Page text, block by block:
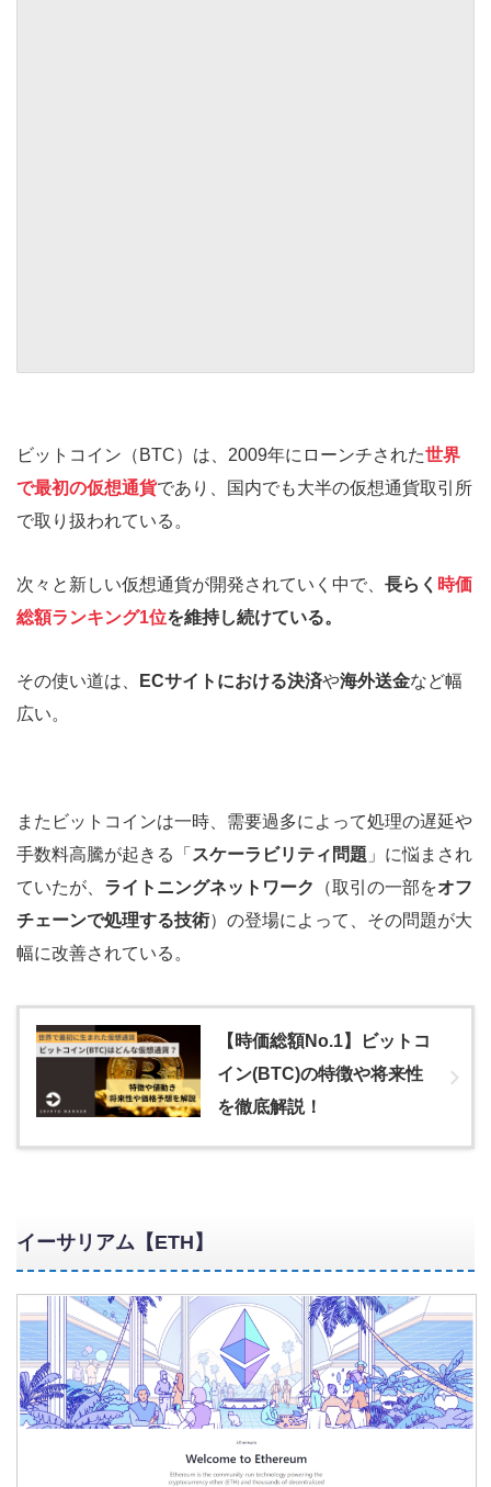
ビットコイン（BTC）は、2009年にローンチされた世界
で最初の仮想通貨であり、国内でも大半の仮想通貨取引所
で取り扱われている。
次々と新しい仮想通貨が開発されていく中で、 長らく 時価
総額ランキング1位を維持し続けている。
その使い道は、 ECサイトにおける決済や海外送金など幅
広い。
またビットコインは一時、需要過多によって処理の遅延や
手数料高騰が起きる「 スケーラビリティ問題 」に悩まされ
ていたが、 ライトニングネットワーク （取引の一部をオフ
チェーンで処理する技術）の登場によって、その問題が大
幅に改善されている。
【時価総額No.1】ビットコ
イン(BTC)の特徴や将来性
を徹底解説！
イーサリアム【ETH】